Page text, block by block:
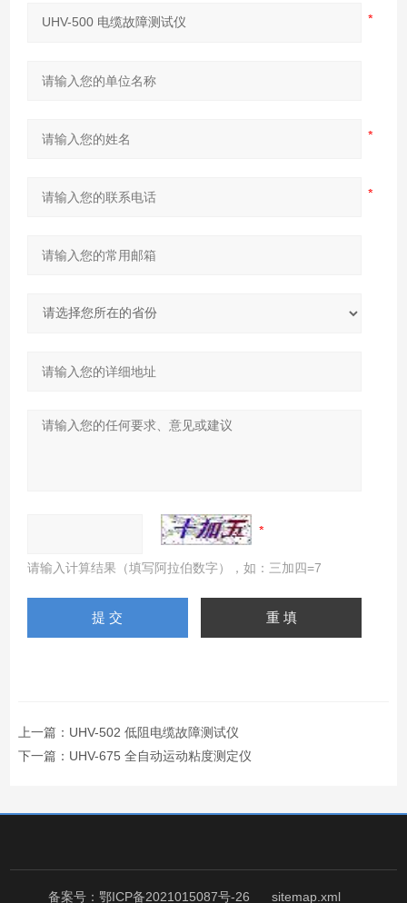
请输入计算结果（填写阿拉伯数字），如：三加四=7
上一篇： UHV-502 低阻电缆故障测试仪
下一篇： UHV-675 全自动运动粘度测定仪
备案号：鄂ICP备2021015087号-26 sitemap.xml